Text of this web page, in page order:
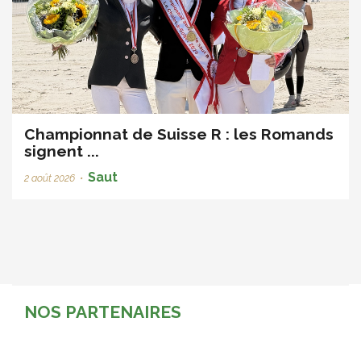
Championnat de Suisse R : les Romands
signent ...
2 août 2026 • Saut
NOS PARTENAIRES